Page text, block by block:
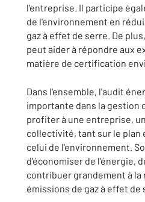
l'entreprise. Il participe
de l'environnement en
gaz à effet de serre. De
peut aider à répondre aux
matière de certification
Dans l'ensemble, l'audit
importante dans la gestion
profiter à une entreprise,
collectivité, tant sur le plan
celui de l'environnement.
d'économiser de l'énergie,
contribuer grandement à la
émissions de gaz à effet de